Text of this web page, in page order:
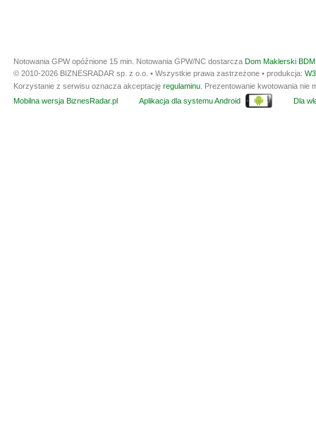
Notowania GPW opóźnione 15 min. Notowania GPW/NC dostarcza Dom Maklerski
© 2010-2026 BIZNESRADAR sp. z o.o. • Wszystkie prawa zastrzeżone • produkcja:
Korzystanie z serwisu oznacza akceptację regulaminu . Prezentowanie kwotowania
Mobilna wersja BiznesRadar.pl
Aplikacja dla systemu Android Dla